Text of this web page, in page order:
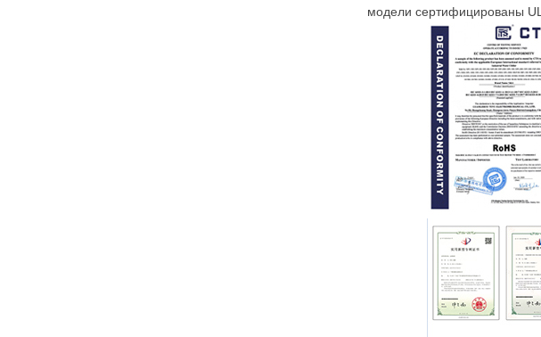
модели сертифицированы UL.